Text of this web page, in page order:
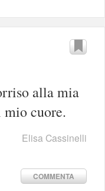
alla mia
cuore.
Elisa Cassinelli
COMMENTA